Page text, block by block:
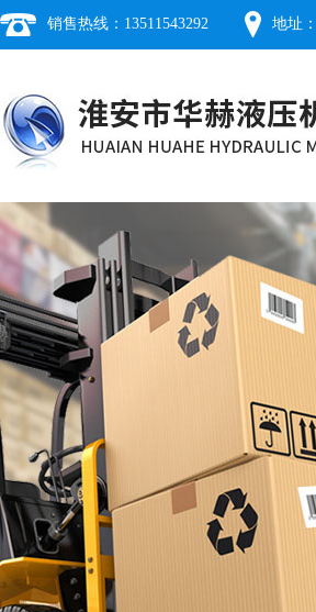
销售热线：13511543292 地址